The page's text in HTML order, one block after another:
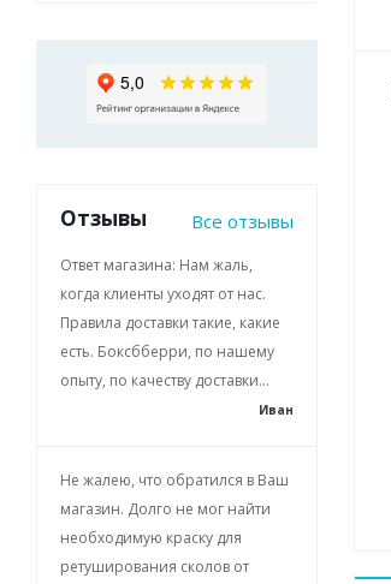
Отзывы Все отзывы
Ответ магазина: Нам жаль,
когда клиенты уходят от нас.
Правила доставки такие, какие
есть. Боксбберри, по нашему
опыту, по качеству доставки...
Иван
Не жалею, что обратился в Ваш
магазин. Долго не мог найти
необходимую краску для
ретуширования сколов от